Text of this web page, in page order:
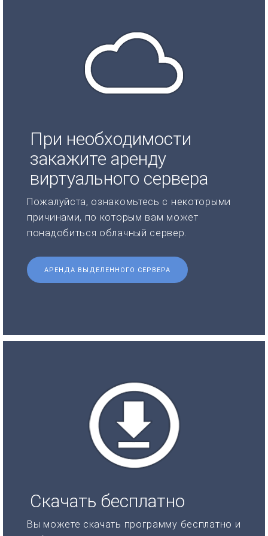
При необходимости
закажите аренду
виртуального сервера
Пожалуйста, ознакомьтесь с некоторыми
причинами, по которым вам может
понадобиться облачный сервер.
АРЕНДА ВЫДЕЛЕННОГО СЕРВЕРА
Скачать бесплатно
Вы можете скачать программу бесплатно и